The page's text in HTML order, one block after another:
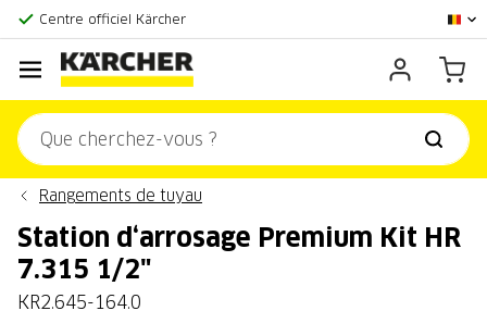
Centre officiel Kärcher
Score client:9,3/10
Rangements de tuyau
Station d‘arrosage Premium Kit HR
7.315 1/2"
KR2.645-164.0